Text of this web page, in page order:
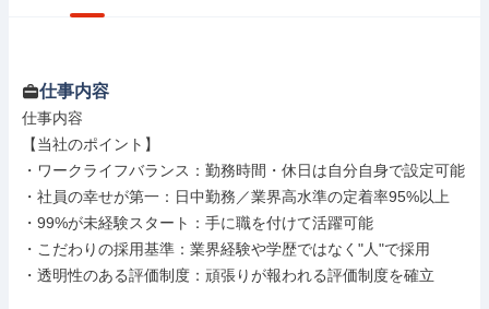
仕事内容
仕事内容
【当社のポイント】
・ワークライフバランス：勤務時間・休日は自分自身で設定可能
・社員の幸せが第一：日中勤務／業界高水準の定着率95%以上
・99%が未経験スタート：手に職を付けて活躍可能
・こだわりの採用基準：業界経験や学歴ではなく"人"で採用
・透明性のある評価制度：頑張りが報われる評価制度を確立